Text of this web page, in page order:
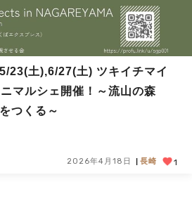
23(土),6/27(土) ツキイチマイ
マルシェ開催！～流山の森
つくる～
2026年4月18日 長崎 1